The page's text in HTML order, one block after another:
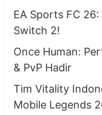
EA Sports FC 26:
Switch 2!
Once Human:
& PvP Hadir
Tim Vitality
Mobile Legends